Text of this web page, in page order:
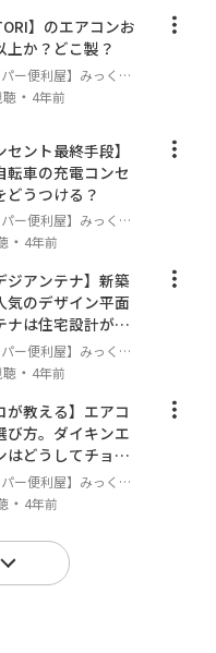
】のエアコンお
上か？どこ製？
パー便利屋】みっく店
!
聴 ・ 4年前
セント最終手段】
転車の充電コンセ
どうつける？
パー便利屋】みっく店
!・ 4年前
ジアンテナ】新築
気のデザイン平面
ナは住宅設計が重
宅設計に落とし穴
プロが語る重要
パー便利屋】みっく店
!
聴 ・ 4年前
が教える】エアコ
び方。ダイキンエ
はどうしてチョッ
の!?
パー便利屋】みっく店
!・ 4年前